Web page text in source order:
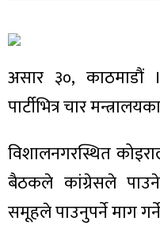
असार ३०, काठमाडौं
पार्टीभित्र चार
विशालनगरस्थित
बैठकले कांग्रेसले
समूहले पाउनुपर्ने माग